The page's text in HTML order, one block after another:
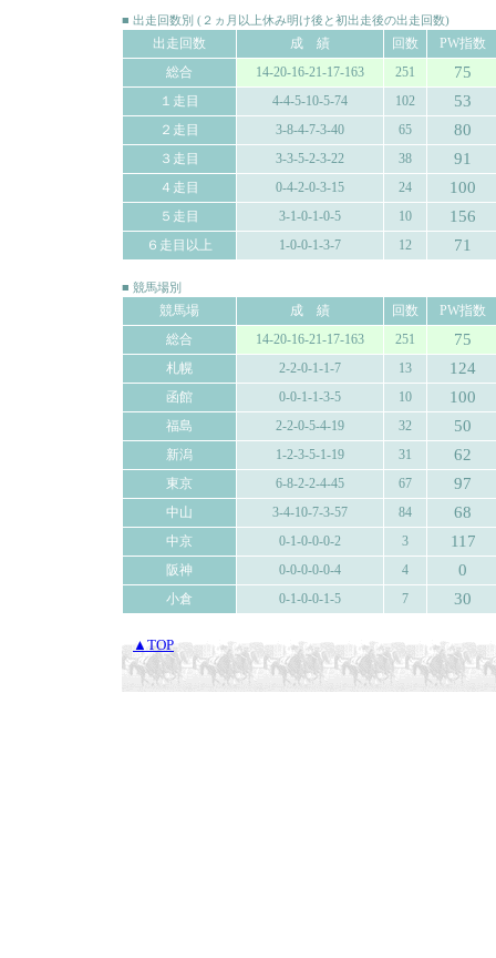
■ 出走回数別 (２ヵ月以上休み明け後と初出走後の出走回数)
出走回数 成 績 回数
PW指数
総合
14-20-16-21-17-163 251 75
１走目 4-4-5-10-5-74 102 53
２走目 3-8-4-7-3-40 65 80
３走目 3-3-5-2-3-22 38 91
４走目 0-4-2-0-3-15 24 100
５走目 3-1-0-1-0-5 10 156
６走目以上 1-0-0-1-3-7 12 71
■ 競馬場別
競馬場 成 績 回数
PW指数
総合
14-20-16-21-17-163 251 75
札幌 2-2-0-1-1-7 13 124
函館 0-0-1-1-3-5 10 100
福島 2-2-0-5-4-19 32 50
新潟 1-2-3-5-1-19 31 62
東京 6-8-2-2-4-45 67 97
中山 3-4-10-7-3-57 84 68
中京 0-1-0-0-0-2 3 117
阪神 0-0-0-0-0-4 4 0
小倉 0-1-0-0-1-5 7 30
▲TOP